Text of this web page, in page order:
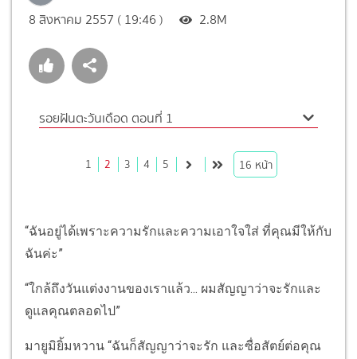
8 สิงหาคม 2557 ( 19:46 ) 2.8M
รอยฝันตะวันเดือด ตอนที่ 1
1 2 3 4 5 16 หน้า
“ฉันอยู่ได้เพราะความรักและความเอาใจใส่ ที่คุณมีให้กับ
ฉันค่ะ”
“ใกล้ถึงวันแต่งงานของเราแล้ว... ผมสัญญาว่าจะรักและ
ดูแลคุณตลอดไป”
มายูมิยิ้มหวาน “ฉันก็สัญญาว่าจะรัก และซื่อสัตย์ต่อคุณ